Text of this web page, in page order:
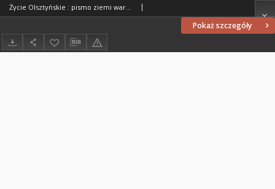
Pokaż szczegóły
Życie Olsztyńskie : pismo ziemi warmińsko-mazurskiej, 1952, nr 39